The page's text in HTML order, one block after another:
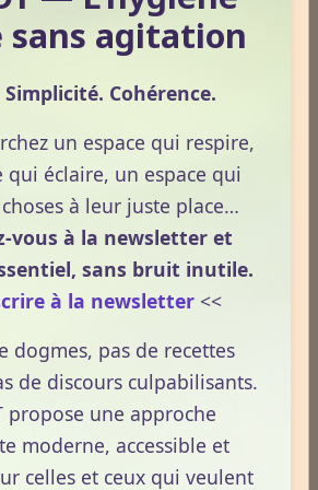
de 2026, afin de mieux
le CBD s’intègre dans une
du 21ème siècle.
place croissante dans les
du bien‑être et de la prévention.
un allié naturel, il suscite
pour ses usages externes et
le système endocannabinoïde.
une mise au point claire, moderne
vous croyez : comprendre ce qui
réveil.
un moment de repos.
sans agitation
Cohérence.
un espace qui respire,
qui éclaire, un espace qui
à leur juste place…
vous à la newsletter et
sans bruit inutile.
à la newsletter <<
dogmes, pas de recettes
de discours culpabilisants.
propose une approche
moderne, accessible et
celles et ceux qui veulent